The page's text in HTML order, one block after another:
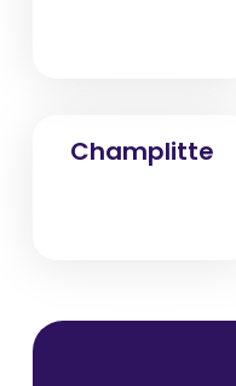
Champlitte